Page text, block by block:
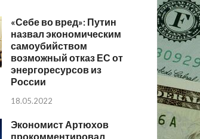
«Себе во вред»: Путин
назвал экономическим
самоубийством
возможный отказ ЕС от
энергоресурсов из
России
18.05.2022
Экономист Артюхов
прокомментировал